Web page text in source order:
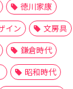
徳川家康
イン
文房具
鎌倉時代
昭和時代